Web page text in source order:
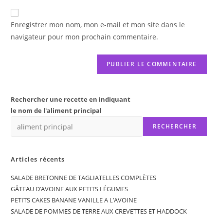
comment
de
votre
(facultatif)
Enregistrer mon nom, mon e-mail et mon site dans le
navigateur pour mon prochain commentaire.
Rechercher une recette en indiquant
le nom de l'aliment principal
RECHERCHER
Articles récents
SALADE BRETONNE DE TAGLIATELLES COMPLÈTES
GÂTEAU D’AVOINE AUX PETITS LÉGUMES
PETITS CAKES BANANE VANILLE A L’AVOINE
SALADE DE POMMES DE TERRE AUX CREVETTES ET HADDOCK